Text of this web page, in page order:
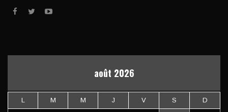
août 2026
L M M J V S D